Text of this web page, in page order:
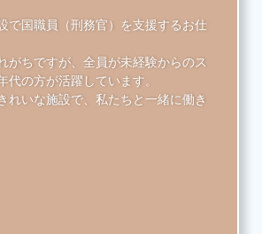
で国職員（刑務官）を支援するお仕
がちですが、全員が未経験からのス
代の方が活躍しています。
れいな施設で、私たちと一緒に働き